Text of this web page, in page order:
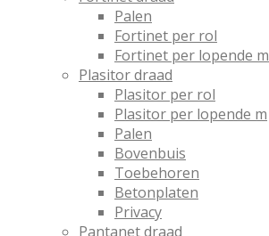
Palen
Fortinet per rol
Fortinet per lopende m
Plasitor draad
Plasitor per rol
Plasitor per lopende m
Palen
Bovenbuis
Toebehoren
Betonplaten
Privacy
Pantanet draad